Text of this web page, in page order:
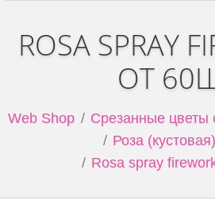
ROSA SPRAY
ОТ
Web Shop
Срезанные цветы
Роза
Rosa spray